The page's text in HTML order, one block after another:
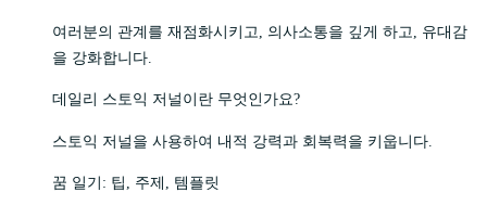
여러분의 관계를 재점화시키고, 의사소통을 깊게 하고, 유대감
을 강화합니다.
데일리 스토익 저널이란 무엇인가요?
스토익 저널을 사용하여 내적 강력과 회복력을 키웁니다.
꿈 일기: 팁, 주제, 템플릿